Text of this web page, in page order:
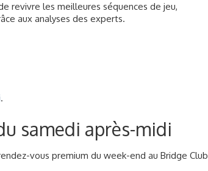
revivre les meilleures séquences de jeu,
aux analyses des experts.
.
samedi après-midi
vous premium du week-end au Bridge Club